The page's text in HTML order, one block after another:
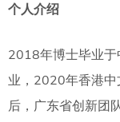
个人介绍
2018年博士毕业
业，2020年香港中
后，广东省创新团